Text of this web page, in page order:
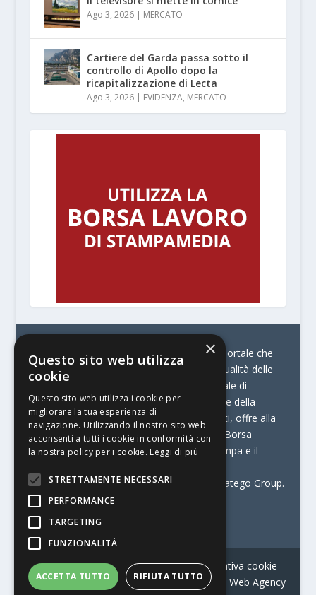
Ago 3, 2026| MERCATO
Cartiere del Garda passa sotto il
controllo di Apollo dopo la
ricapitalizzazione di Lecta
Ago 3, 2026| EVIDENZA, MERCATO
© Stratego Group –
stampamedia.net è il portale che
racconta le innovazioni tecnologiche e l’attualità delle
aziende di stampa e di converting. È il portale di
riferimento per chi opera in Italia nel settore della
comunicazione stampata. Oltre ai contenuti, offre alla
propria community diversi servizi come:
la Borsa
Lavoro, la Print Connection, i Big della Stampa e il
Stampamedia.net è una delle testate di Stratego Group.
Partita IVA
Contatti–Informativa privacy–Informativa cookie –
Web Agency
×
Questo sito web utilizza
cookie
Questo sito web utilizza i cookie per
migliorare la tua esperienza di
navigazione. Utilizzando il nostro sito web
acconsenti a tutti i cookie in conformità con
la nostra policy per i cookie. Leggi di più
STRETTAMENTE NECESSARI
PERFORMANCE
TARGETING
FUNZIONALITÀ
ACCETTA TUTTO RIFIUTA TUTTO